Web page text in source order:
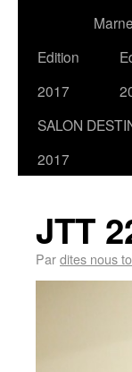
Marne
Edition
2017
SALON
2017
JTT
Pardites nous